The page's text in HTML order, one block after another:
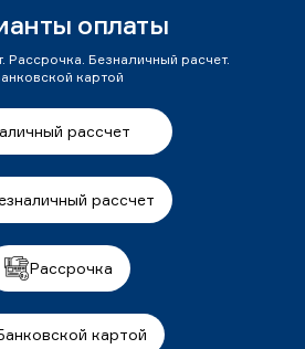
оплаты
Рассрочка. Безналичный расчет.
картой
рассчет
рассчет
Рассрочка
картой